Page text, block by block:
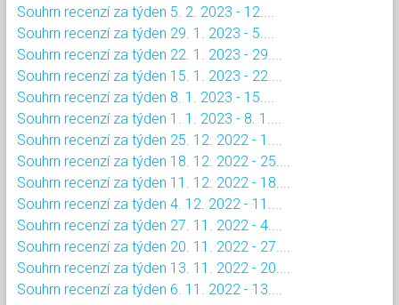
Souhrn recenzí za týden 5. 2. 2023 - 12....
Souhrn recenzí za týden 29. 1. 2023 - 5....
Souhrn recenzí za týden 22. 1. 2023 - 29....
Souhrn recenzí za týden 15. 1. 2023 - 22....
Souhrn recenzí za týden 8. 1. 2023 - 15....
Souhrn recenzí za týden 1. 1. 2023 - 8. 1....
Souhrn recenzí za týden 25. 12. 2022 - 1....
Souhrn recenzí za týden 18. 12. 2022 - 25....
Souhrn recenzí za týden 11. 12. 2022 - 18....
Souhrn recenzí za týden 4. 12. 2022 - 11....
Souhrn recenzí za týden 27. 11. 2022 - 4....
Souhrn recenzí za týden 20. 11. 2022 - 27....
Souhrn recenzí za týden 13. 11. 2022 - 20....
Souhrn recenzí za týden 6. 11. 2022 - 13....